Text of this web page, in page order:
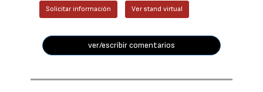
Solicitar información Ver stand virtual
ver/escribir comentarios